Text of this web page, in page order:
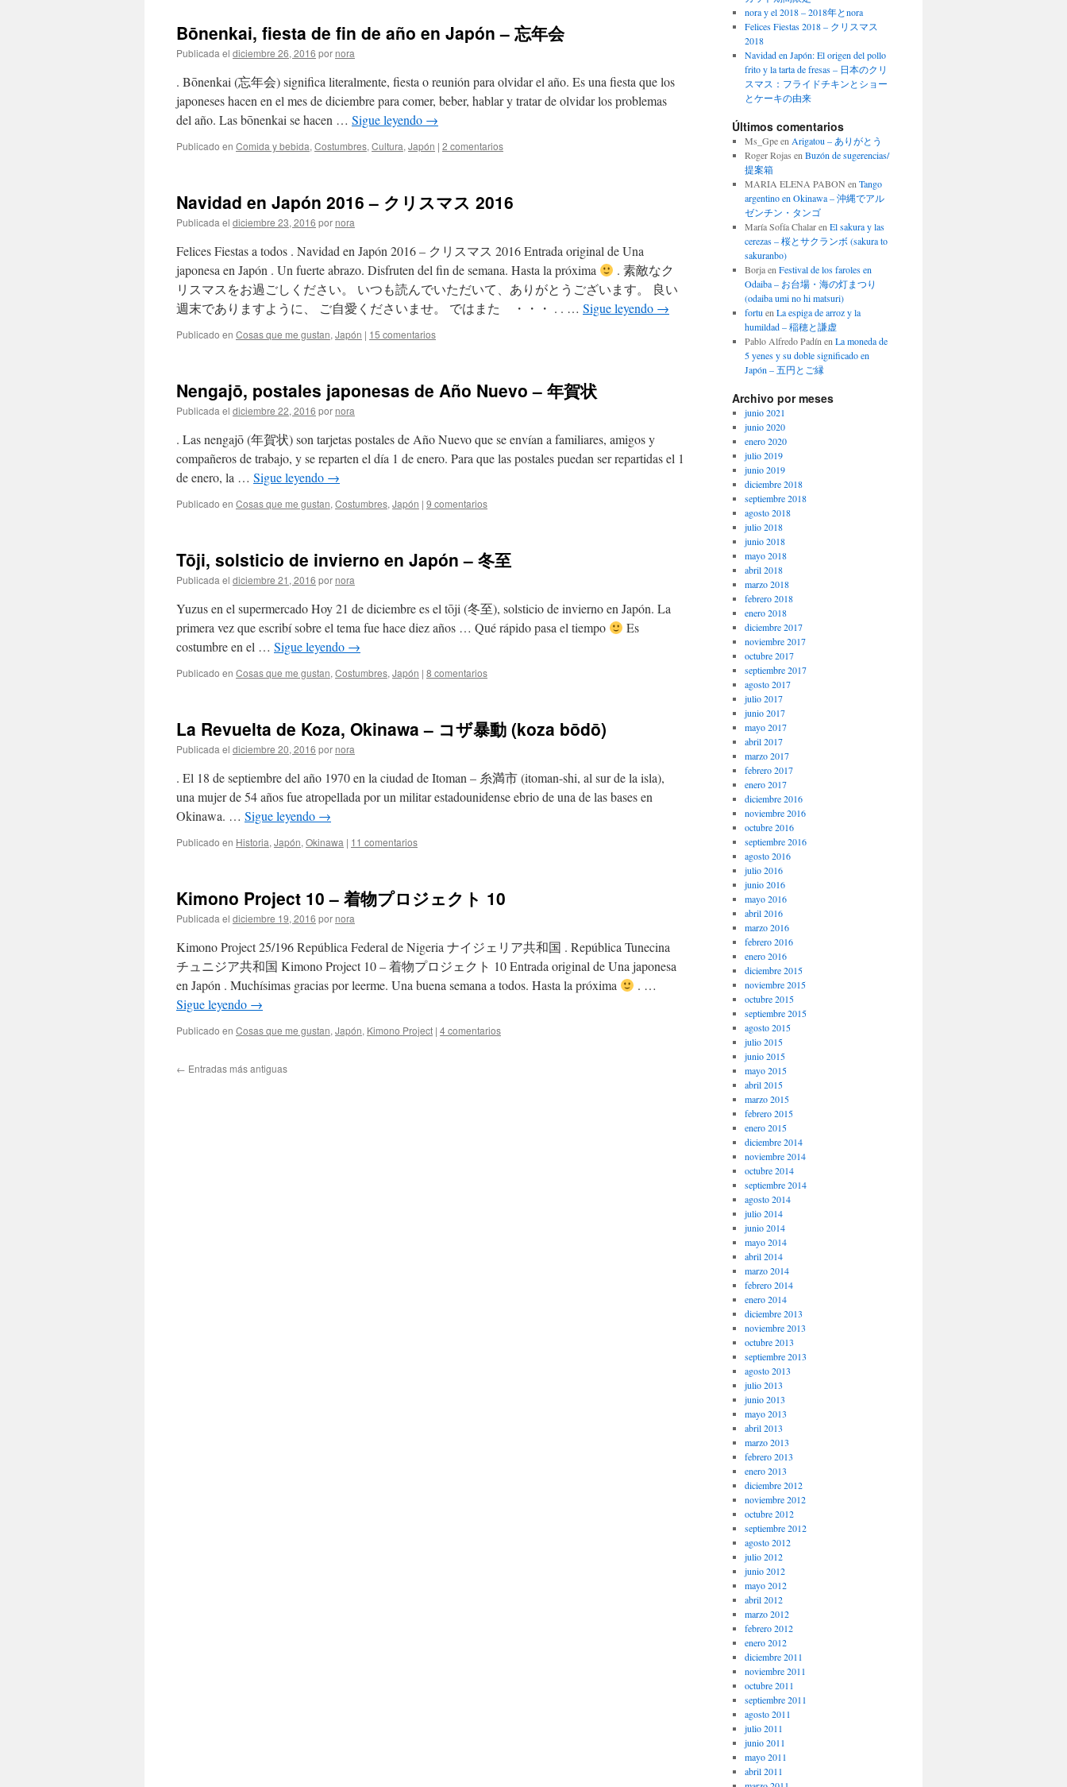
Bōnenkai, fiesta de fin de año en Japón – 忘年会
Publicada el diciembre 26, 2016 por nora
. Bōnenkai (忘年会) significa literalmente, fiesta o reunión para olvidar el año. Es una fiesta que los
japoneses hacen en el mes de diciembre para comer, beber, hablar y tratar de olvidar los problemas
del año. Las bōnenkai se hacen … Sigue leyendo →
Publicado en Comida y bebida, Costumbres, Cultura, Japón | 2 comentarios
Navidad en Japón 2016 – クリスマス 2016
Publicada el diciembre 23, 2016 por nora
Felices Fiestas a todos . Navidad en Japón 2016 – クリスマス 2016 Entrada original de Una
japonesa en Japón . Un fuerte abrazo. Disfruten del fin de semana. Hasta la próxima
. 素敵なク
リスマスをお過ごしください。 いつも読んでいただいて、ありがとうございます。 良い
週末でありますように、 ご自愛くださいませ。 ではまた ・・・ . . … Sigue leyendo →
Publicado en Cosas que me gustan, Japón | 15 comentarios
Nengajō, postales japonesas de Año Nuevo – 年賀状
Publicada el diciembre 22, 2016 por nora
. Las nengajō (年賀状) son tarjetas postales de Año Nuevo que se envían a familiares, amigos y
compañeros de trabajo, y se reparten el día 1 de enero. Para que las postales puedan ser repartidas el 1
de enero, la … Sigue leyendo →
Publicado en Cosas que me gustan, Costumbres, Japón | 9 comentarios
Tōji, solsticio de invierno en Japón – 冬至
Publicada el diciembre 21, 2016 por nora
Yuzus en el supermercado Hoy 21 de diciembre es el tōji (冬至), solsticio de invierno en Japón. La
primera vez que escribí sobre el tema fue hace diez años … Qué rápido pasa el tiempo
Es
costumbre en el … Sigue leyendo →
Publicado en Cosas que me gustan, Costumbres, Japón | 8 comentarios
La Revuelta de Koza, Okinawa – コザ暴動 (koza bōdō)
Publicada el diciembre 20, 2016 por nora
. El 18 de septiembre del año 1970 en la ciudad de Itoman – 糸満市 (itoman-shi, al sur de la isla),
una mujer de 54 años fue atropellada por un militar estadounidense ebrio de una de las bases en
Okinawa. … Sigue leyendo →
Publicado en Historia, Japón, Okinawa | 11 comentarios
Kimono Project 10 – 着物プロジェクト 10
Publicada el diciembre 19, 2016 por nora
Kimono Project 25/196 República Federal de Nigeria ナイジェリア共和国 . República Tunecina
チュニジア共和国 Kimono Project 10 – 着物プロジェクト 10 Entrada original de Una japonesa
en Japón . Muchísimas gracias por leerme. Una buena semana a todos. Hasta la próxima
. …
Sigue leyendo →
Publicado en Cosas que me gustan, Japón, Kimono Project | 4 comentarios
← Entradas más antiguas
nora y el 2018 – 2018年とnora
Felices Fiestas 2018 – クリスマス
2018
Navidad en Japón: El origen del pollo
frito y la tarta de fresas – 日本のクリ
スマス：フライドチキンとショー
とケーキの由来
Últimos comentarios
Ms_Gpeen Arigatou – ありがとう
Roger Rojas en Buzón de sugerencias/
提案箱
MARIA ELENA PABON en Tango
argentino en Okinawa – 沖縄でアル
ゼンチン・タンゴ
María Sofía Chalaren El sakura y las
cerezas – 桜とサクランボ (sakura to
sakuranbo)
Borjaen Festival de los faroles en
Odaiba – お台場・海の灯まつり
(odaiba umi no hi matsuri)
fortu en La espiga de arroz y la
humildad – 稲穂と謙虚
Pablo Alfredo Padín en La moneda de
5 yenes y su doble significado en
Japón – 五円とご縁
Archivo por meses
junio 2021
junio 2020
enero 2020
julio 2019
junio 2019
diciembre 2018
septiembre 2018
agosto 2018
julio 2018
junio 2018
mayo 2018
abril 2018
marzo 2018
febrero 2018
enero 2018
diciembre 2017
noviembre 2017
octubre 2017
septiembre 2017
agosto 2017
julio 2017
junio 2017
mayo 2017
abril 2017
marzo 2017
febrero 2017
enero 2017
diciembre 2016
noviembre 2016
octubre 2016
septiembre 2016
agosto 2016
julio 2016
junio 2016
mayo 2016
abril 2016
marzo 2016
febrero 2016
enero 2016
diciembre 2015
noviembre 2015
octubre 2015
septiembre 2015
agosto 2015
julio 2015
junio 2015
mayo 2015
abril 2015
marzo 2015
febrero 2015
enero 2015
diciembre 2014
noviembre 2014
octubre 2014
septiembre 2014
agosto 2014
julio 2014
junio 2014
mayo 2014
abril 2014
marzo 2014
febrero 2014
enero 2014
diciembre 2013
noviembre 2013
octubre 2013
septiembre 2013
agosto 2013
julio 2013
junio 2013
mayo 2013
abril 2013
marzo 2013
febrero 2013
enero 2013
diciembre 2012
noviembre 2012
octubre 2012
septiembre 2012
agosto 2012
julio 2012
junio 2012
mayo 2012
abril 2012
marzo 2012
febrero 2012
enero 2012
diciembre 2011
noviembre 2011
octubre 2011
septiembre 2011
agosto 2011
julio 2011
junio 2011
mayo 2011
abril 2011